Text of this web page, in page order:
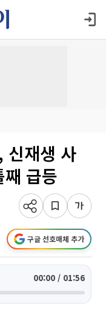
신재생 사
급등
구글 선호매체 추가
00:00 / 01:56